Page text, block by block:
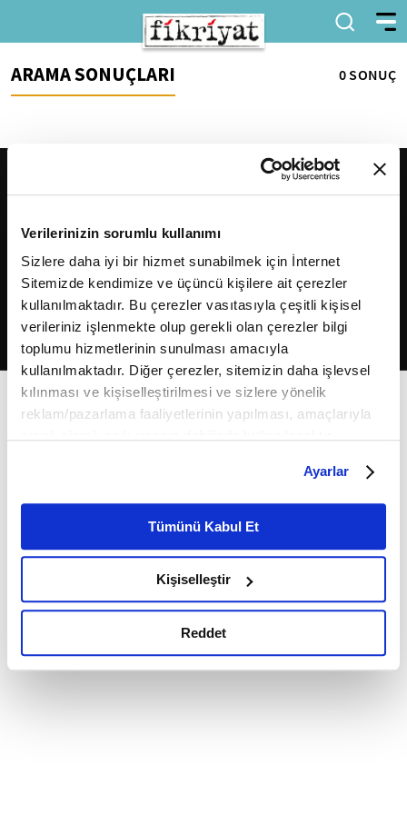
Verilerinizin sorumlu kullanımı
Sizlere daha iyi bir hizmet sunabilmek için İnternet
Sitemizde kendimize ve üçüncü kişilere ait çerezler
kullanılmaktadır. Bu çerezler vasıtasıyla çeşitli kişisel
verileriniz işlenmekte olup gerekli olan çerezler bilgi
toplumu hizmetlerinin sunulması amacıyla
kullanılmaktadır. Diğer çerezler, sitemizin daha işlevsel
kılınması ve kişiselleştirilmesi ve sizlere yönelik
reklam/pazarlama faaliyetlerinin yapılması, amaçlarıyla
belirleyebilirsiniz. Çerezlere ilişkin detaylı bilgi için
Ayarlar butonuna tıklayabilir,Çerez Bilgilendirme
Metnimizi ziyaret edebilirsiniz.
6698 sayılı Kişisel Verilerin Korunması Kanunu uyarınca
okumak ve sitemizi ziyaretiniz kapsamında
gerçekleştirilen veri işleme faaliyetleri ile ilgili daha
detaylı bilgi almak için lütfentıklayınız.
Ayarlar
Tümünü Kabul Et
Kişiselleştir
Reddet
ARAMA SONUÇLARI 0 SONUÇ
2026Fikriyat. Tüm hakları saklıdır.